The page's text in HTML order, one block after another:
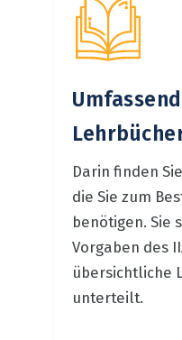
Darin finden
die Sie zum
benötigen. Sie
Vorgaben des
übersichtliche
unterteilt.